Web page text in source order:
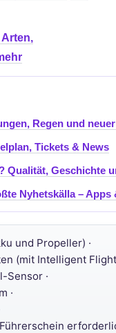
Regen und
Tickets & News
Qualität, Geschichte
Nyhetskälla – Apps
und Propeller) ·
(mit Intelligent
Sensor ·
·